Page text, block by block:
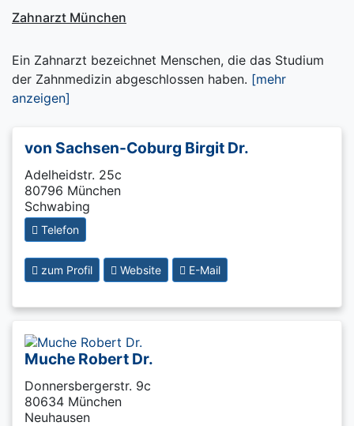
Zahnarzt München
Ein Zahnarzt bezeichnet Menschen, die das Studium
der Zahnmedizin abgeschlossen haben. [mehr
anzeigen]
von Sachsen-Coburg Birgit Dr.
Adelheidstr. 25c
80796 München
Schwabing
Telefon
zum Profil Website E-Mail
Muche Robert Dr.
Donnersbergerstr. 9c
80634 München
Neuhausen